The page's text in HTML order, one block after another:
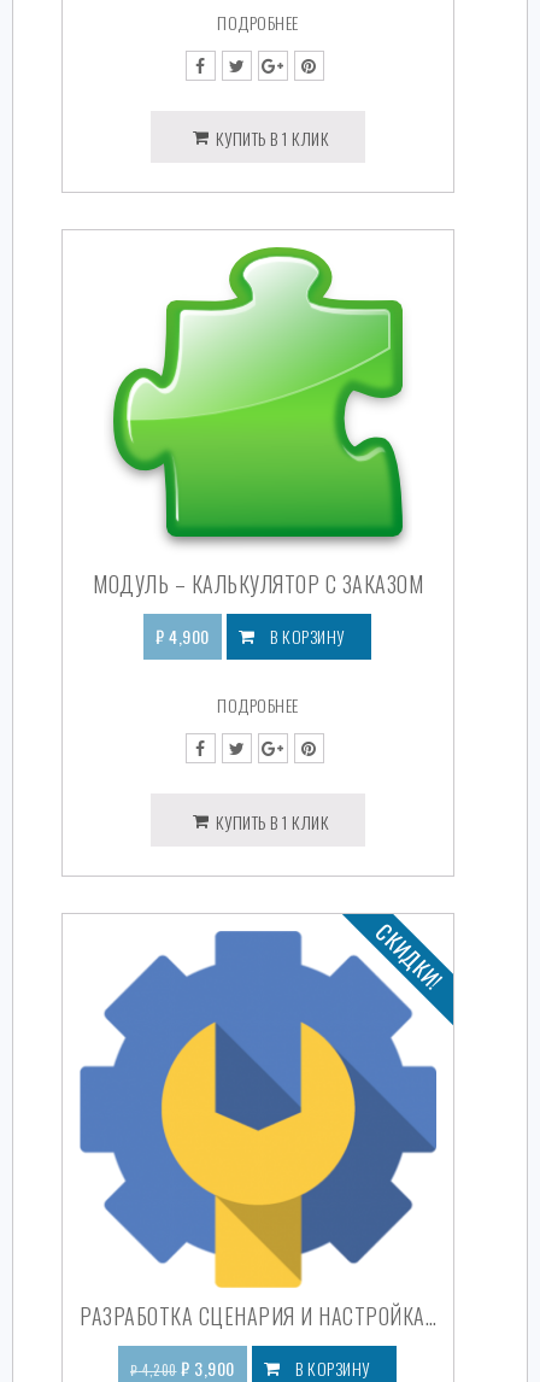
ПОДРОБНЕЕ
КУПИТЬ В 1 КЛИК
МОДУЛЬ – КАЛЬКУЛЯТОР С ЗАКАЗОМ
₽4,900 В КОРЗИНУ
ПОДРОБНЕЕ
КУПИТЬ В 1 КЛИК
СКИДКИ!
РАЗРАБОТКА СЦЕНАРИЯ И НАСТРОЙКА МОДУЛЯ (ПЛАГИНА) WORDPRESS
₽4,200 ₽ 3,900 В КОРЗИНУ